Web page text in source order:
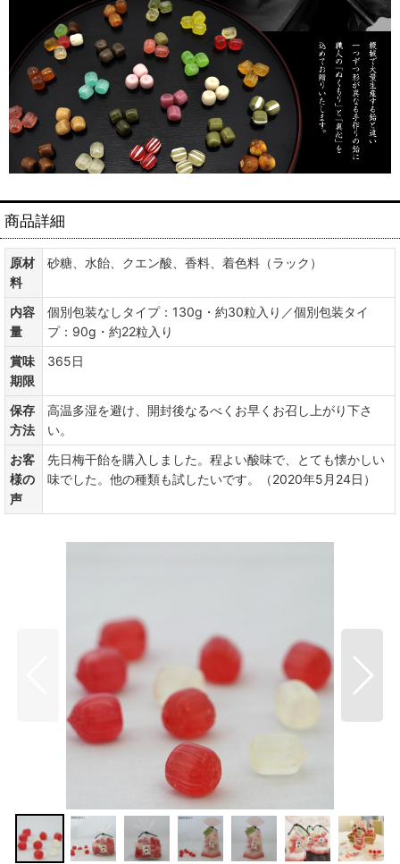
商品詳細
原材
料
砂糖、水飴、クエン酸、香料、着色料（ラック）
内容
量
個別包装なしタイプ：130g・約30粒入り／個別包装タイ
プ：90g・約22粒入り
賞味
期限
365日
保存
方法
高温多湿を避け、開封後なるべくお早くお召し上がり下さ
い。
お客
様の
声
先日梅干飴を購入しました。程よい酸味で、とても懐かしい
味でした。他の種類も試したいです。（2020年5月24日）